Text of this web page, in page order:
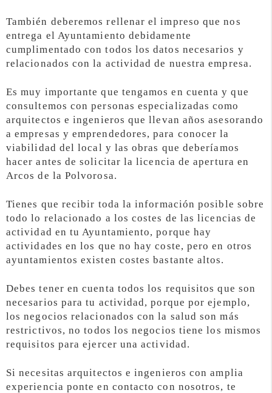
También deberemos rellenar el impreso que nos
entrega el Ayuntamiento debidamente
cumplimentado con todos los datos necesarios y
relacionados con la actividad de nuestra empresa.
Es muy importante que tengamos en cuenta y que
consultemos con personas especializadas como
arquitectos e ingenieros que llevan años asesorando
a empresas y emprendedores, para conocer la
viabilidad del local y las obras que deberíamos
hacer antes de solicitar la licencia de apertura en
Arcos de la Polvorosa.
Tienes que recibir toda la información posible sobre
todo lo relacionado a los costes de las licencias de
actividad en tu Ayuntamiento, porque hay
actividades en los que no hay coste, pero en otros
ayuntamientos existen costes bastante altos.
Debes tener en cuenta todos los requisitos que son
necesarios para tu actividad, porque por ejemplo,
los negocios relacionados con la salud son más
restrictivos, no todos los negocios tiene los mismos
requisitos para ejercer una actividad.
Si necesitas arquitectos e ingenieros con amplia
experiencia ponte en contacto con nosotros, te